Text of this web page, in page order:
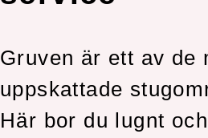
Gruven är ett av de
uppskattade
Här bor du lugnt